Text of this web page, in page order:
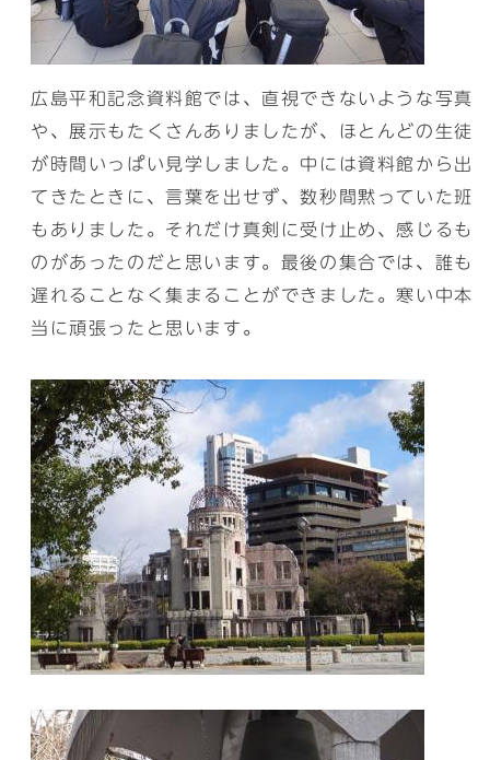
広島平和記念資料館では、直視できないような写真
や、展示もたくさんありましたが、ほとんどの生徒
が時間いっぱい見学しました。中には資料館から出
てきたときに、言葉を出せず、数秒間黙っていた班
もありました。それだけ真剣に受け止め、感じるも
のがあったのだと思います。最後の集合では、誰も
遅れることなく集まることができました。寒い中本
当に頑張ったと思います。